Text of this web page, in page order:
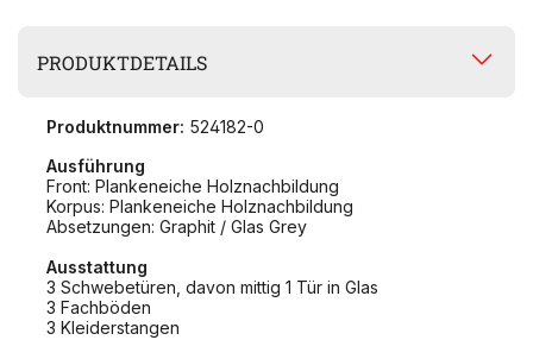
PRODUKTDETAILS
Produktnummer: 524182-0
Ausführung
Front: Plankeneiche Holznachbildung
Korpus: Plankeneiche Holznachbildung
Absetzungen: Graphit / Glas Grey
Ausstattung
3 Schwebetüren, davon mittig 1 Tür in Glas
3 Fachböden
3 Kleiderstangen